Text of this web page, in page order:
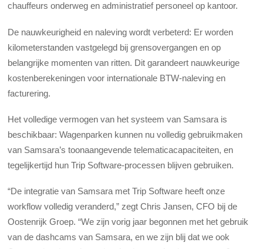
chauffeurs onderweg en administratief personeel op kantoor.
De nauwkeurigheid en naleving wordt verbeterd: Er worden
kilometerstanden vastgelegd bij grensovergangen en op
belangrijke momenten van ritten. Dit garandeert nauwkeurige
kostenberekeningen voor internationale BTW-naleving en
facturering.
Het volledige vermogen van het systeem van Samsara is
beschikbaar: Wagenparken kunnen nu volledig gebruikmaken
van Samsara’s toonaangevende telematicacapaciteiten, en
tegelijkertijd hun Trip Software-processen blijven gebruiken.
“De integratie van Samsara met Trip Software heeft onze
workflow volledig veranderd,” zegt Chris Jansen, CFO bij de
Oostenrijk Groep. “We zijn vorig jaar begonnen met het gebruik
van de dashcams van Samsara, en we zijn blij dat we ook